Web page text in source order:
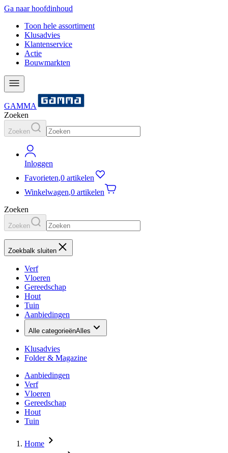
Ga naar hoofdinhoud
Toon hele assortiment
Klusadvies
Klantenservice
Actie
Bouwmarkten
GAMMA
Zoeken
Zoeken
Inloggen
Favorieten,0 artikelen
Winkelwagen,0 artikelen
Zoeken
Zoeken
Zoekbalk sluiten
Verf
Vloeren
Gereedschap
Hout
Tuin
Aanbiedingen
Alle categorieënAlles
Klusadvies
Folder & Magazine
Aanbiedingen
Verf
Vloeren
Gereedschap
Hout
Tuin
Home